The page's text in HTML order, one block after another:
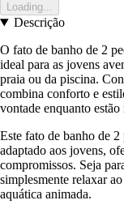
Loading...
Descrição
O fato de banho de 2
ideal para as jovens
praia ou da piscina.
combina conforto e
vontade enquanto estão
Este fato de banho de 2
adaptado aos jovens,
compromissos. Seja
simplesmente relaxar
aquática animada.